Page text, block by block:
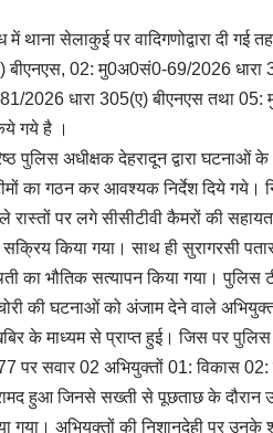
सेलाकुई पर वादिगणोद्वारा दी गई
02: मु0अ0सं0-69/2026 धारा
2026 धारा 305(ए) बीएनएस तथा
गये है ।
पुलिस अधीक्षक देहरादून द्वारा घटनाओं
का गठन कर आवश्यक निर्देश दिये गये।
पर लगे सीसीटीवी कैमरों की
किया गया। साथ ही सुरागरसी
का भौतिक सत्यापन किया गया। पुलिस
की घटनाओं को अंजाम देने वाले
के माध्यम से प्राप्त हुई। जिस पर पुलिस
पर सवार 02 अभियुक्तों 01: विकास 02:
हुआ जिनसे सख्ती से पूछताछ के दौरान
गया। अभियुक्तों की निशानदेही पर